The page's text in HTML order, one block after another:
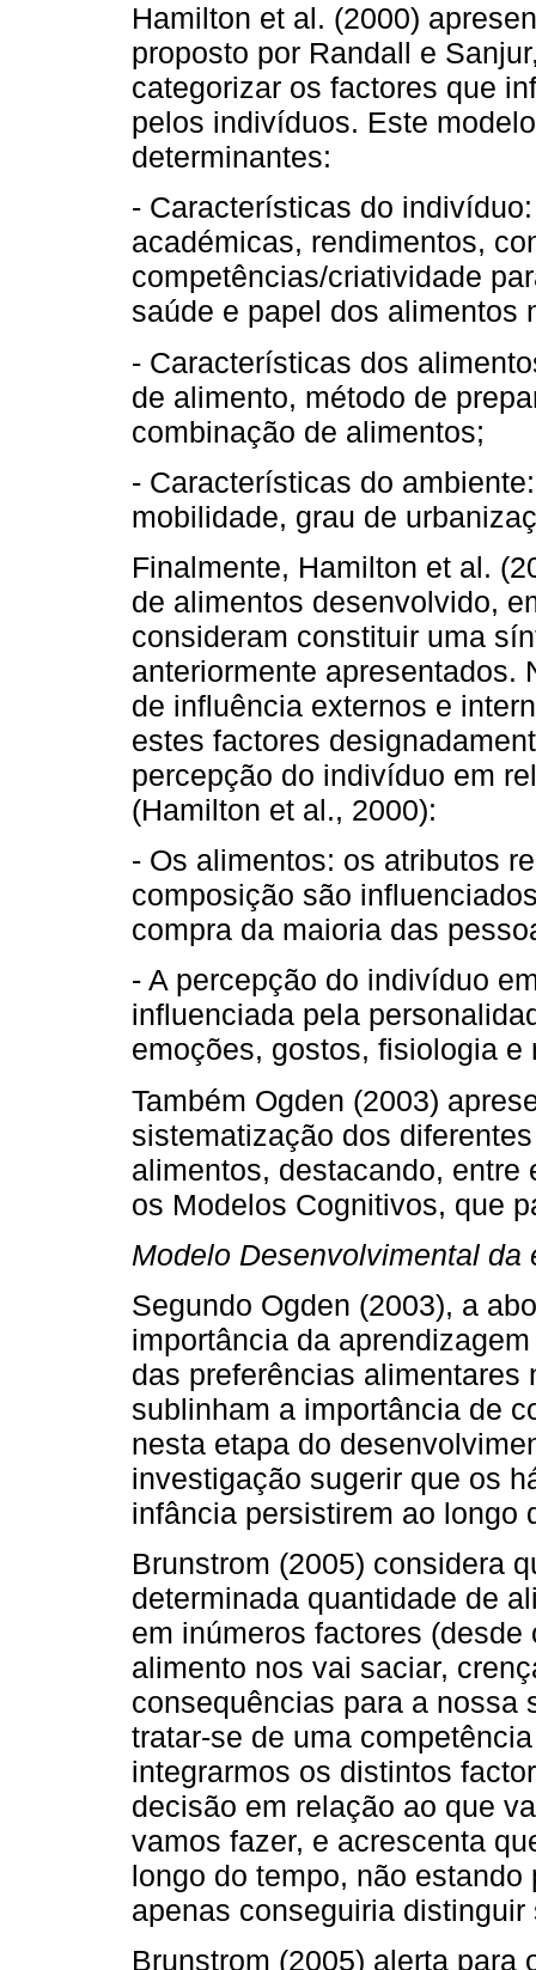
Hamilton et al. (2000)
proposto por Randall e
categorizar os factores que
pelos indivíduos. Este
determinantes:
- Características do
académicas, rendimentos,
competências/criatividade
saúde e papel dos alimentos
- Características dos
de alimento, método de
combinação de alimentos;
- Características do
mobilidade, grau de
Finalmente, Hamilton et al.
de alimentos desenvolvido,
consideram constituir uma
anteriormente apresentados.
de influência externos e
estes factores
percepção do indivíduo em
(Hamilton et al., 2000):
- Os alimentos: os atributos
composição são
compra da maioria das
- A percepção do indivíduo
influenciada pela
emoções, gostos, fisiologia e
Também Ogden (2003)
sistematização dos
alimentos, destacando,
os Modelos Cognitivos, que
Modelo Desenvolvimental da
Segundo Ogden (2003), a
importância da
das preferências alimentares
sublinham a importância de
nesta etapa do
investigação sugerir que os
infância persistirem ao longo
Brunstrom (2005) considera
determinada quantidade de
em inúmeros factores
alimento nos vai saciar,
consequências para a nossa
tratar-se de uma
integrarmos os distintos
decisão em relação ao que
vamos fazer, e acrescenta
longo do tempo, não
apenas conseguiria
Brunstrom (2005) alerta para